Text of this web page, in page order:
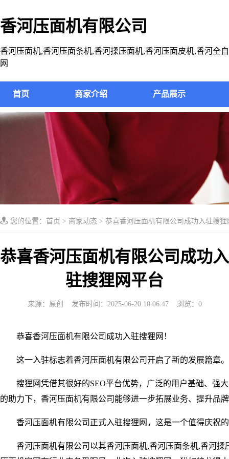
香河压面机有限公司
香河压面机,香河压面条机,香河揉压面机,香河压面皮机,香河全
网
首页 商家介绍 产品展示
您的位置： 首页 > 商家动态 > 恭喜香河压面机有限公司成功入驻搜狸
恭喜香河压面机有限公司成功入
驻搜狸网平台
来源：原创 发布时间：2025-06-20 10:06:47 浏览： 0
恭喜香河压面机有限公司成功入驻搜狸网！
这一入驻标志着香河压面机有限公司开启了新的发展篇章。
搜狸网凭借其很好的SEO平台优势，广泛的用户基础、强
的助力下，香河压面机有限公司能够进一步拓展业务、提升品
香河压面机有限公司正式入驻搜狸网，这是一个值得庆祝
香河压面机有限公司以其香河压面机,香河压面条机,香河